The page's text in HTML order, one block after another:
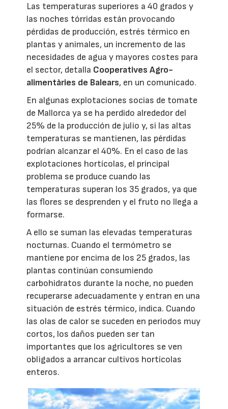
Las temperaturas superiores a 40 grados y
las noches tórridas están provocando
pérdidas de producción, estrés térmico en
plantas y animales, un incremento de las
necesidades de agua y mayores costes para
el sector, detalla Cooperatives Agro-
alimentàries de Balears, en un comunicado.
En algunas explotaciones socias de tomate
de Mallorca ya se ha perdido alrededor del
25% de la producción de julio y, si las altas
temperaturas se mantienen, las pérdidas
podrían alcanzar el 40%. En el caso de las
explotaciones hortícolas, el principal
problema se produce cuando las
temperaturas superan los 35 grados, ya que
las flores se desprenden y el fruto no llega a
formarse.
A ello se suman las elevadas temperaturas
nocturnas. Cuando el termómetro se
mantiene por encima de los 25 grados, las
plantas continúan consumiendo
carbohidratos durante la noche, no pueden
recuperarse adecuadamente y entran en una
situación de estrés térmico, indica. Cuando
las olas de calor se suceden en periodos muy
cortos, los daños pueden ser tan
importantes que los agricultores se ven
obligados a arrancar cultivos hortícolas
enteros.